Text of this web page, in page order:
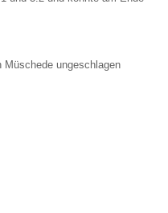
Müschede ungeschlagen